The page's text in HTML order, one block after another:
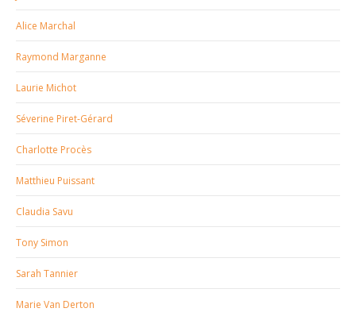
Alice Marchal
Raymond Marganne
Laurie Michot
Séverine Piret-Gérard
Charlotte Procès
Matthieu Puissant
Claudia Savu
Tony Simon
Sarah Tannier
Marie Van Derton